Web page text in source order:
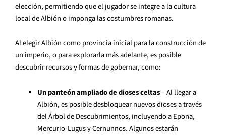
elección, permitiendo que el jugador se integre a la cultura
local de Albión o imponga las costumbres romanas.
Al elegir Albión como provincia inicial para la construcción de
un imperio, o para explorarla más adelante, es posible
descubrir recursos y formas de gobernar, como:
Un panteón ampliado de dioses celtas– Al llegar a
Albión, es posible desbloquear nuevos dioses a través
del Árbol de Descubrimientos, incluyendo a Epona,
Mercurio-Lugus y Cernunnos. Algunos estarán